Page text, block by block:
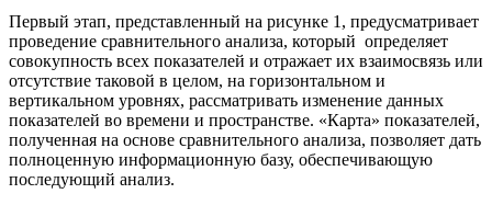
Первый этап, представленный на рисунке 1, предусматривает
проведение сравнительного анализа, который определяет
совокупность всех показателей и отражает их взаимосвязь или
отсутствие таковой в целом, на горизонтальном и
вертикальном уровнях, рассматривать изменение данных
показателей во времени и пространстве. «Карта» показателей,
полученная на основе сравнительного анализа, позволяет дать
полноценную информационную базу, обеспечивающую
последующий анализ.